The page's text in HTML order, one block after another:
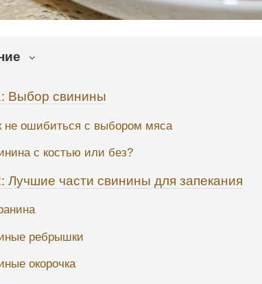
Выбор свинины
не ошибиться с выбором мяса
с костью или без?
Лучшие части свинины для запекания
ребрышки
окорочка